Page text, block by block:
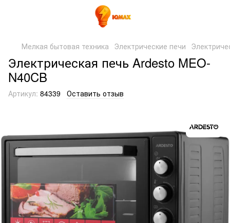
Мелкая бытовая техника Электрические печи
Электрическая печь Ardesto MEO-
N40CB
Артикул: 84339 Оставить отзыв